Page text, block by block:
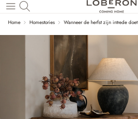
Naar de hoofdinhoud
Home Homestories Wanneer de herfst zijn intrede doet